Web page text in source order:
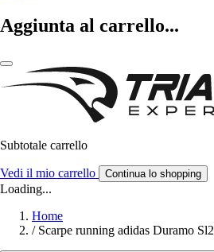
Aggiunta al carrello...
Subtotale carrello
Vedi il mio carrello Continua lo shopping
Loading...
Home
/ Scarpe running adidas Duramo Sl2